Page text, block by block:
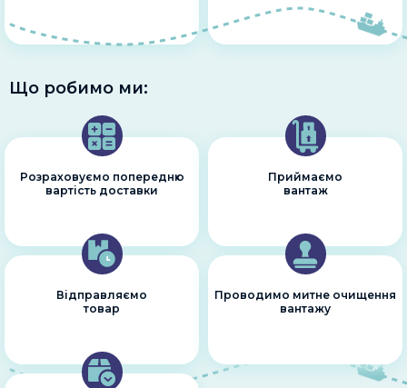
Що робимо ми:
Розраховуємо попередню
вартість доставки
Приймаємо
вантаж
Відправляємо
товар
Проводимо митне очищення
вантажу